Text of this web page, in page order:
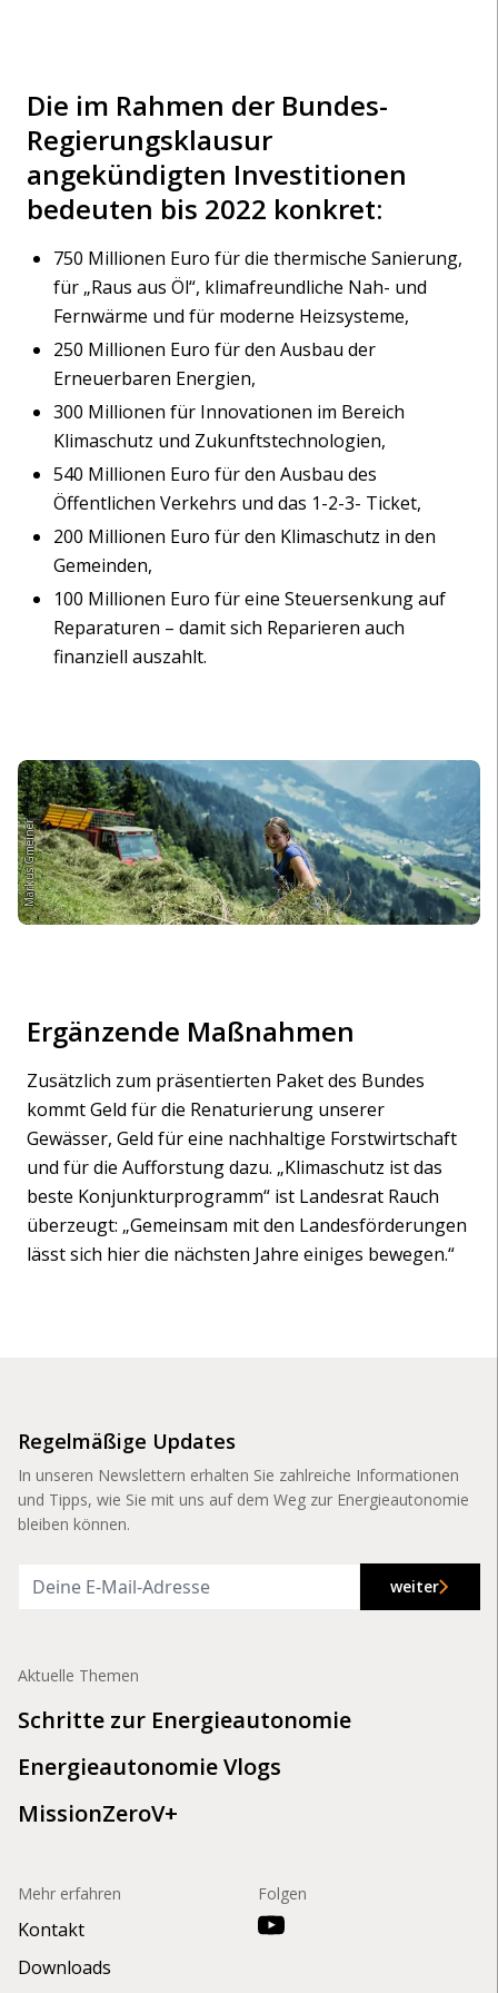
Die im Rahmen der Bundes-
Regierungsklausur
angekündigten Investitionen
bedeuten bis 2022 konkret:
750 Millionen Euro für die thermische Sanierung,
für „Raus aus Öl“, klimafreundliche Nah- und
Fernwärme und für moderne Heizsysteme,
250 Millionen Euro für den Ausbau der
Erneuerbaren Energien,
300 Millionen für Innovationen im Bereich
Klimaschutz und Zukunftstechnologien,
540 Millionen Euro für den Ausbau des
Öffentlichen Verkehrs und das 1-2-3- Ticket,
200 Millionen Euro für den Klimaschutz in den
Gemeinden,
100 Millionen Euro für eine Steuersenkung auf
Reparaturen – damit sich Reparieren auch
finanziell auszahlt.
Markus Gmeiner
Ergänzende Maßnahmen
Zusätzlich zum präsentierten Paket des Bundes
kommt Geld für die Renaturierung unserer
Gewässer, Geld für eine nachhaltige Forstwirtschaft
und für die Aufforstung dazu. „Klimaschutz ist das
beste Konjunkturprogramm“ ist Landesrat Rauch
überzeugt: „Gemeinsam mit den Landesförderungen
lässt sich hier die nächsten Jahre einiges bewegen.“
Regelmäßige Updates
In unseren Newslettern erhalten Sie zahlreiche Informationen
und Tipps, wie Sie mit uns auf dem Weg zur Energieautonomie
bleiben können.
weiter
Aktuelle Themen
Schritte zur Energieautonomie
Energieautonomie Vlogs
MissionZeroV+
Mehr erfahren
Kontakt
Downloads
Folgen